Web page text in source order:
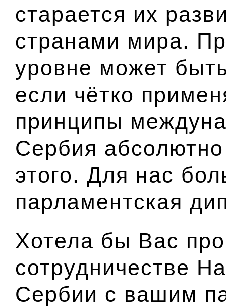
старается их
странами мира.
уровне может
если чётко
принципы
Сербия
этого. Для нас
парламентская
Хотела бы Вас
сотрудничестве
Сербии с вашим